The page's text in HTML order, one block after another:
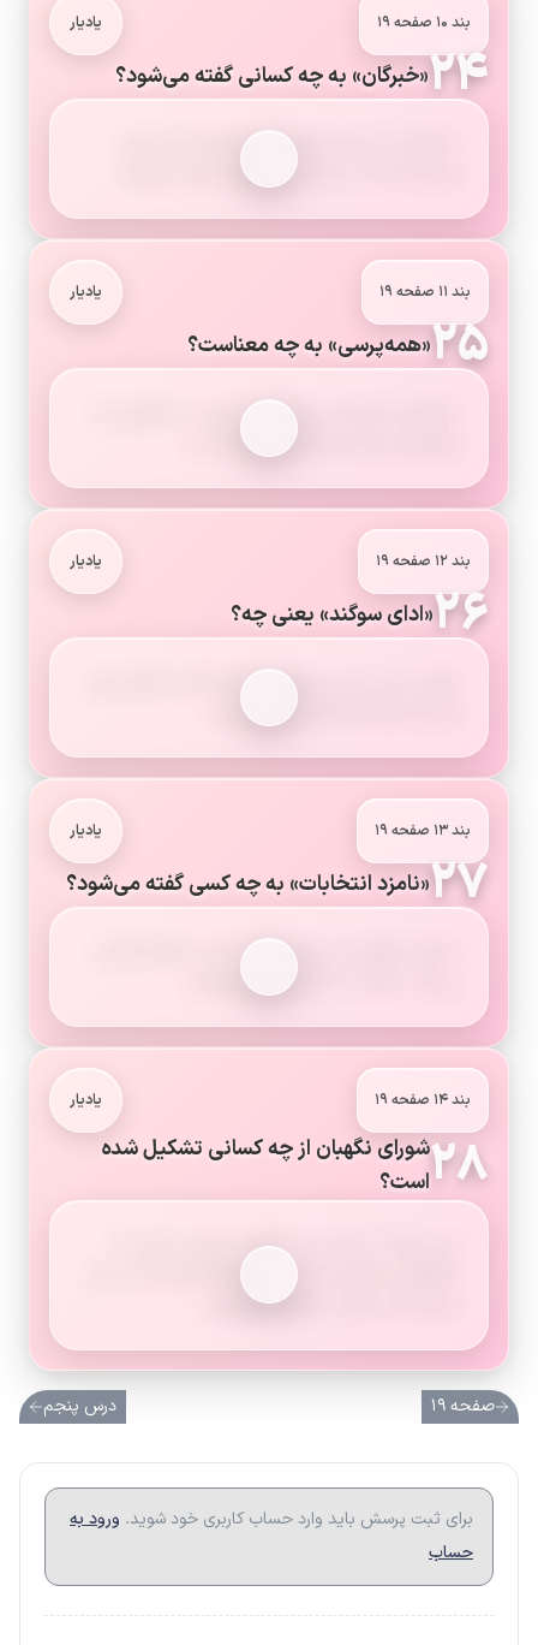
بند ۱۰ صفحه ۱۹ یادیار
۲۴«خبرگان» به چه کسانی گفته می‌شود؟
به افرادی با شایستگی‌ها و مهارت‌های لازم برای
انجام یک کار «خبره» یا «خبرگان» گفته می‌شود.
بند ۱۱ صفحه ۱۹ یادیار
۲۵«همه‌پرسی» به چه معناست؟
رأی‌گیری مستقیم از همهٔ مردم برای رد یا قبول یک
موضوع بدون واسطهٔ نمایندگان است.
بند ۱۲ صفحه ۱۹ یادیار
۲۶«ادای سوگند» یعنی چه؟
تعهد رسمی رئیس‌جمهور یا نمایندگان به قرآن برای
انجام شایستهٔ وظایف محوله است.
بند ۱۳ صفحه ۱۹ یادیار
۲۷«نامزد انتخابات» به چه کسی گفته می‌شود؟
به فرد داوطلبی که برای انتخاب شدن اعلام آمادگی
می‌کند، نامزد یا کاندیدا گفته می‌شود.
بند ۱۴ صفحه ۱۹ یادیار
۲۸شورای نگهبان از چه کسانی تشکیل شده
است؟
حقوقدان معرفی‌شده از سوی قوهٔ قضائیه که با رأی
نمایندگان مجلس برگزیده می‌شوند.
صفحه ۱۹ درس پنجم
برای ثبت پرسش باید وارد حساب کاربری خود شوید. ورود به
حساب